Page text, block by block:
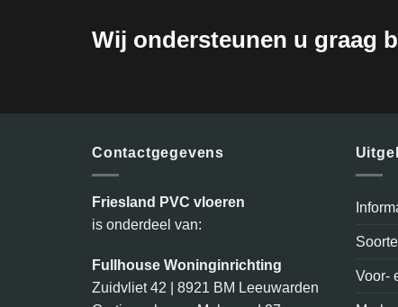
Wij ondersteunen u graag
Contactgegevens
Friesland PVC vloeren
is onderdeel van:
Fullhouse Woninginrichting
Zuidvliet 42 | 8921 BM Leeuwarden
Voor-